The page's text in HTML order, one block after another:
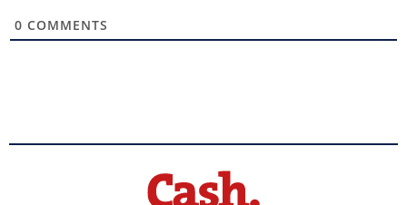
0 COMMENTS